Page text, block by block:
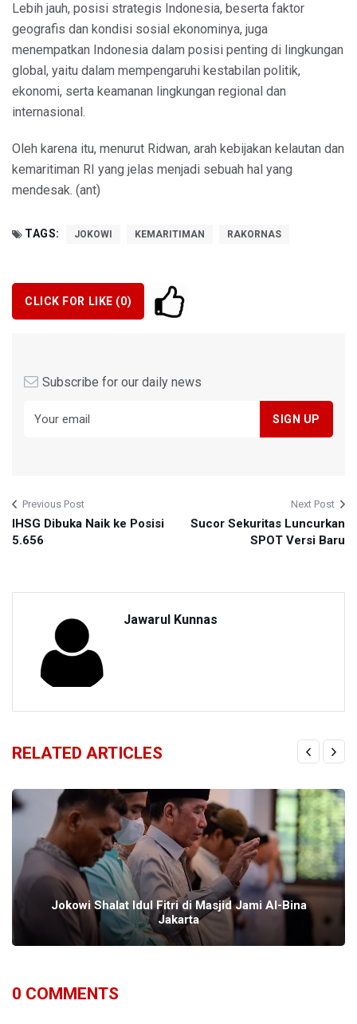
Lebih jauh, posisi strategis Indonesia, beserta faktor
geografis dan kondisi sosial ekonominya, juga
menempatkan Indonesia dalam posisi penting di lingkungan
global, yaitu dalam mempengaruhi kestabilan politik,
ekonomi, serta keamanan lingkungan regional dan
internasional.
Oleh karena itu, menurut Ridwan, arah kebijakan kelautan dan
kemaritiman RI yang jelas menjadi sebuah hal yang
mendesak. (ant)
TAGS: JOKOWI KEMARITIMAN RAKORNAS
CLICK FOR LIKE (0)
Subscribe for our daily news
Previous Post
IHSG Dibuka Naik ke Posisi
5.656
Next Post
Sucor Sekuritas Luncurkan
SPOT Versi Baru
Jawarul Kunnas
RELATED ARTICLES
Jokowi Shalat Idul Fitri di Masjid Jami Al-Bina
Jakarta
0 COMMENTS